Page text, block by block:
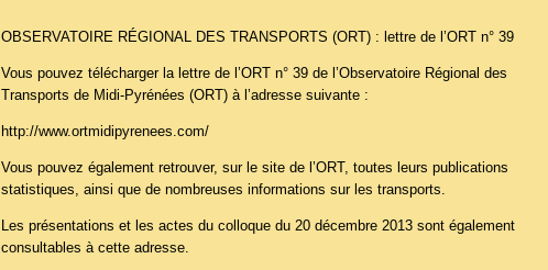
OBSERVATOIRE RÉGIONAL DES TRANSPORTS (ORT) : lettre de l’ORT n° 39
Vous pouvez télécharger la lettre de l’ORT n° 39 de l’Observatoire Régional des
Transports de Midi-Pyrénées (ORT) à l’adresse suivante :
http://www.ortmidipyrenees.com/
Vous pouvez également retrouver, sur le site de l’ORT, toutes leurs publications
statistiques, ainsi que de nombreuses informations sur les transports.
Les présentations et les actes du colloque du 20 décembre 2013 sont également
consultables à cette adresse.